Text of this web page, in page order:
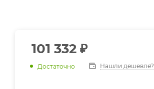
101 332 ₽
Достаточно Нашли дешевле?